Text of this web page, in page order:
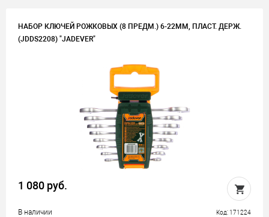
НАБОР КЛЮЧЕЙ РОЖКОВЫХ (8 ПРЕДМ.) 6-22ММ, ПЛАСТ. ДЕРЖ.
(JDDS2208) "JADEVER"
1 080 руб.
В наличии Код: 171224